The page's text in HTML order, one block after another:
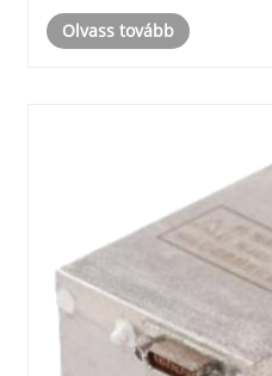
mögött meghúzódó
Olvass tovább